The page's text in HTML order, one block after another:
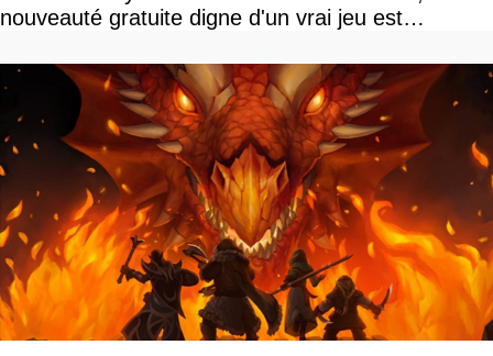
nouveauté gratuite digne d'un vrai jeu est